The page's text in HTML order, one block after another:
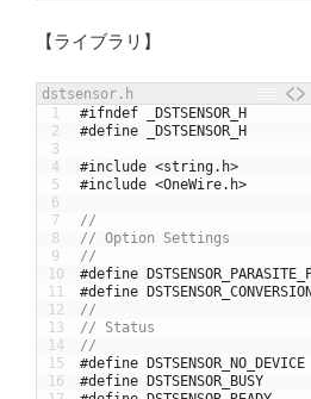
【ライブラリ】
dstsensor.h
1
2
3
4
5
6
7
8
9
10
11
12
13
14
15
16
#ifndef _DSTSENSOR_H
#define _DSTSENSOR_H
#include <string.h>
#include <OneWire.h>
//
// Option Settings
//
#define
#define
//
// Status
//
#define
#define DSTSENSOR_BUSY